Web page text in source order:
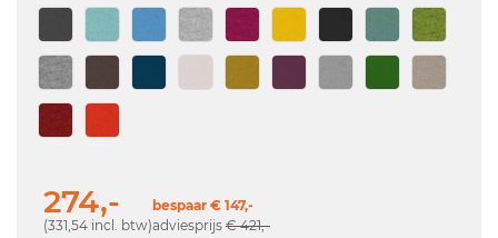
274,-
(331,54 incl. btw)
bespaar € 147,-
adviesprijs € 421,-